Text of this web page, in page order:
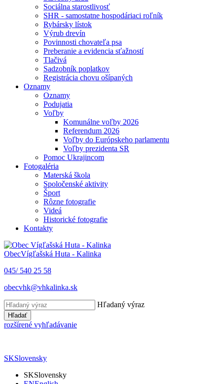
Sociálna starostlivosť
SHR - samostatne hospodáriaci roľník
Rybársky lístok
Výrub drevín
Povinnosti chovateľa psa
Preberanie a evidencia sťažností
Tlačivá
Sadzobník poplatkov
Registrácia chovu ošípaných
Oznamy
Oznamy
Podujatia
Voľby
Komunálne voľby 2026
Referendum 2026
Voľby do Európskeho parlamentu
Voľby prezidenta SR
Pomoc Ukrajincom
Fotogaléria
Materská škola
Spoločenské aktivity
Šport
Rôzne fotografie
Videá
Historické fotografie
Kontakty
ObecVígľašská Huta - Kalinka
045/ 540 25 58
obecvhk@vhkalinka.sk
Hľadaný výraz
Hľadať
rozšírené vyhľadávanie
SKSlovensky
SKSlovensky